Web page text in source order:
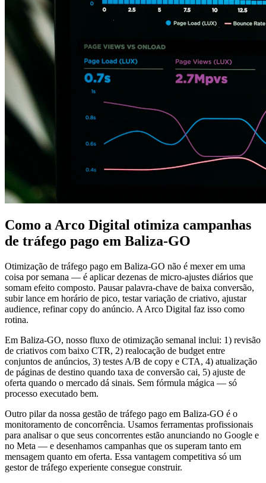
Como a Arco Digital otimiza campanhas
de tráfego pago em Baliza-GO
Otimização de tráfego pago em Baliza-GO não é mexer em uma
coisa por semana — é aplicar dezenas de micro-ajustes diários que
somam efeito composto. Pausar palavra-chave de baixa conversão,
subir lance em horário de pico, testar variação de criativo, ajustar
audience, refinar copy do anúncio. A Arco Digital faz isso como
rotina.
Em Baliza-GO, nosso fluxo de otimização semanal inclui: 1) revisão
de criativos com baixo CTR, 2) realocação de budget entre
conjuntos de anúncios, 3) testes A/B de copy e CTA, 4) atualização
de páginas de destino quando taxa de conversão cai, 5) ajuste de
oferta quando o mercado dá sinais. Sem fórmula mágica — só
processo executado bem.
Outro pilar da nossa gestão de tráfego pago em Baliza-GO é o
monitoramento de concorrência. Usamos ferramentas profissionais
para analisar o que seus concorrentes estão anunciando no Google e
no Meta — e desenhamos campanhas que os superam tanto em
mensagem quanto em oferta. Essa vantagem competitiva só um
gestor de tráfego experiente consegue construir.